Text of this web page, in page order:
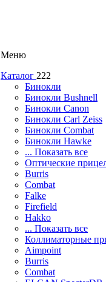
Меню
Каталог 222
Бинокли
Бинокли Bushnell
Бинокли Canon
Бинокли Carl Zeiss
Бинокли Combat
Бинокли Hawke
... Показать все
Оптические
Burris
Combat
Falke
Firefield
Hakko
... Показать все
Коллиматорные
Aimpoint
Burris
Combat